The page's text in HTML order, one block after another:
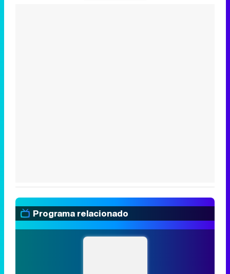
Programa relacionado